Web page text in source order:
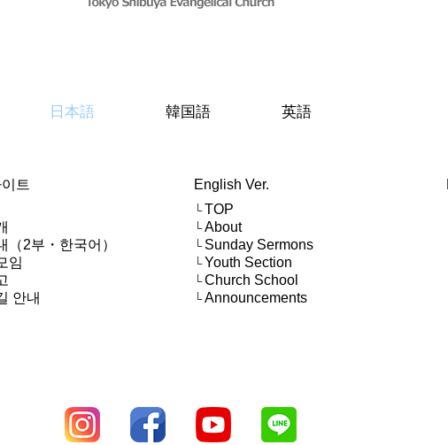
日本語 韓国語 英語
트
（2부・한국어）
임
안내
English Ver.
└TOP
└About
└ Sunday Sermons
└Youth Section
└Church School
└Announcements